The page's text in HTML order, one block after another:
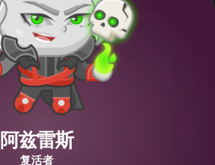
阿兹雷斯
复活者